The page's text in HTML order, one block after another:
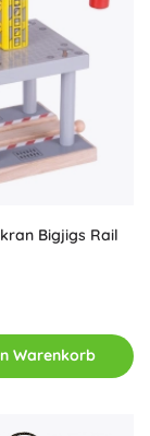
Bigjigs Rail
Warenkorb